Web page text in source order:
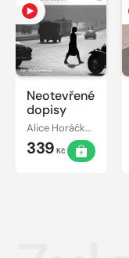
Neotevřené
dopisy
Alice Horáčková
339 Kč